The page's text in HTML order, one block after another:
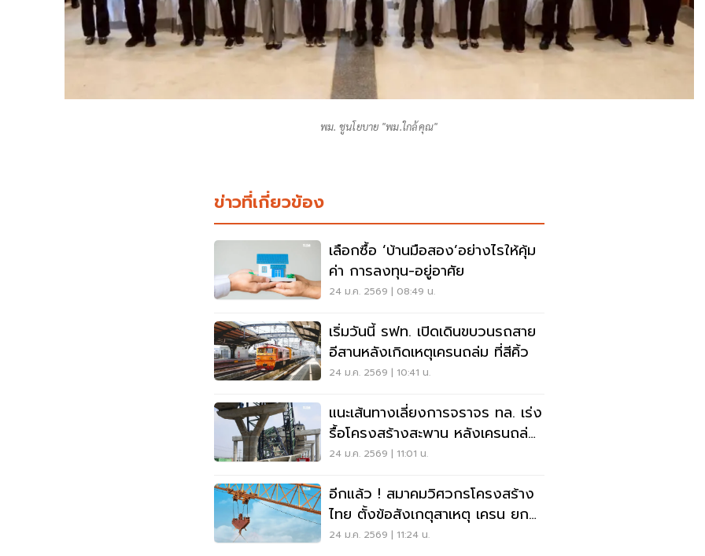
พม. ชูนโยบาย "พม.ใกล้คุณ"
ข่าวที่เกี่ยวข้อง
เลือกซื้อ ‘บ้านมือสอง’อย่างไรให้คุ้ม
ค่า การลงทุน-อยู่อาศัย
24 ม.ค. 2569 | 08:49 น.
เริ่มวันนี้ รฟท. เปิดเดินขบวนรถสาย
อีสานหลังเกิดเหตุเครนถล่ม ที่สีคิ้ว
24 ม.ค. 2569 | 10:41 น.
แนะเส้นทางเลี่ยงการจราจร ทล. เร่ง
รื้อโครงสร้างสะพาน หลังเครนถล่ม
ถนนพระราม 2
24 ม.ค. 2569 | 11:01 น.
อีกแล้ว ! สมาคมวิศวกรโครงสร้าง
ไทย ตั้งข้อสังเกตุสาเหตุ เครน ยก
บ้านน๊อกดาวน์พลิกคว่ำที่ขอนแก่น
24 ม.ค. 2569 | 11:24 น.